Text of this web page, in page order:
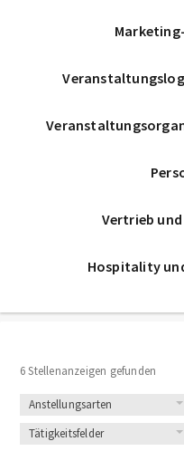
6 Stellenanzeigen gefunden
Anstellungsarten
Tätigkeitsfelder
Vertrieb
Hospitality